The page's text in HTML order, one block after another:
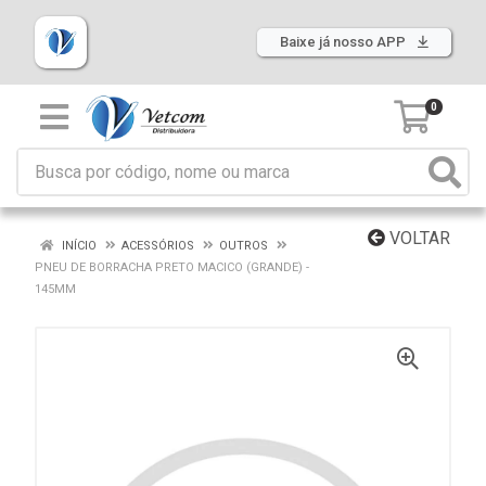
Baixe já nosso APP
0
VOLTAR
INÍCIO ACESSÓRIOS
OUTROS
PNEU DE BORRACHA PRETO MACICO (GRANDE) -
145MM